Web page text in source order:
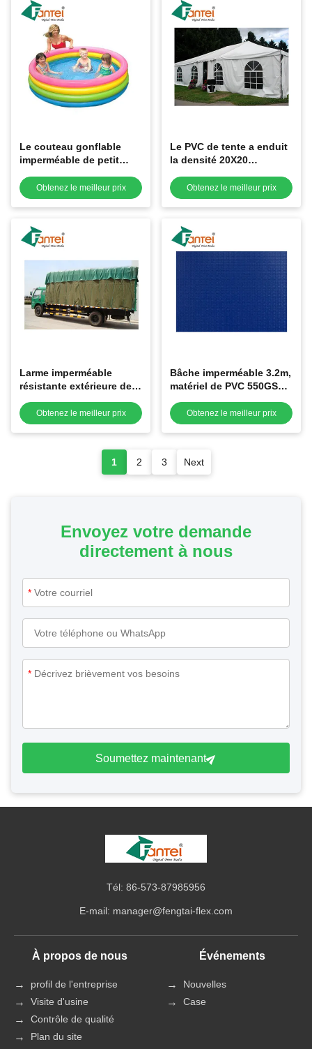
Le couteau gonflable
imperméable de petit
de PVC a enduit anti OIN
UV 9001
Obtenez le meilleur prix
Le PVC de tente a enduit
la densité 20X20
de bâche
Obtenez le meilleur prix
Larme imperméable
résistante extérieure de
des bâches 750GSM
résistante
Obtenez le meilleur prix
Bâche imperméable 3.2m,
matériel de PVC 550GSM
1000DX1000D
Obtenez le meilleur prix
1 2 3 Next
Envoyez votre demande
directement à nous
*
*
Soumettez maintenant
Tél: 86-573-87985956
E-mail: manager@fengtai-flex.com
À propos de nous
profil de l'entreprise
Visite d'usine
Contrôle de qualité
Plan du site
Événements
Nouvelles
Case